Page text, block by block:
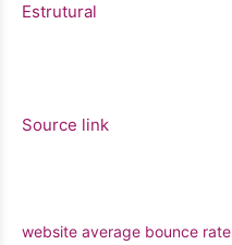
Source link
website average bounce rate